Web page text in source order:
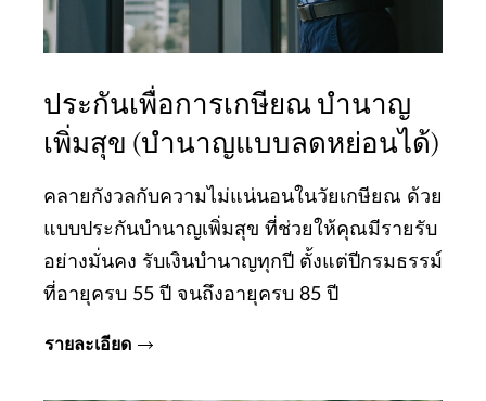
ประกันเพื่อการเกษียณ บำนาญ
เพิ่มสุข (บำนาญแบบลดหย่อนได้)
คลายกังวลกับความไม่แน่นอนในวัยเกษียณ ด้วย
แบบประกันบำนาญเพิ่มสุข ที่ช่วยให้คุณมีรายรับ
อย่างมั่นคง รับเงินบำนาญทุกปี ตั้งแต่ปีกรมธรรม์
ที่อายุครบ 55 ปี จนถึงอายุครบ 85 ปี
รายละเอียด